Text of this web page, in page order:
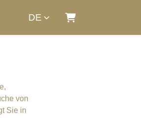
DE
Warenkorb
von
Sie in